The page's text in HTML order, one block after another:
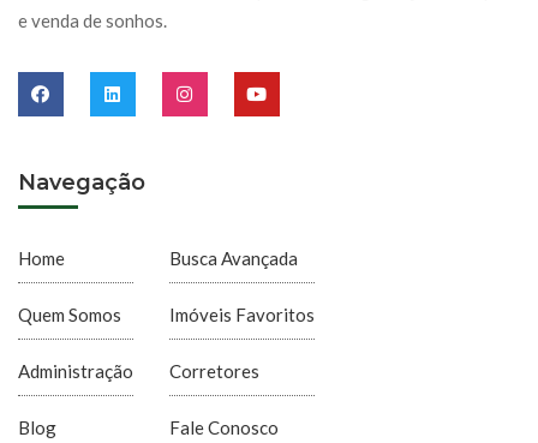
e venda de sonhos.
Navegação
Home
Quem Somos
Administração
Blog
Busca Avançada
Imóveis Favoritos
Corretores
Fale Conosco